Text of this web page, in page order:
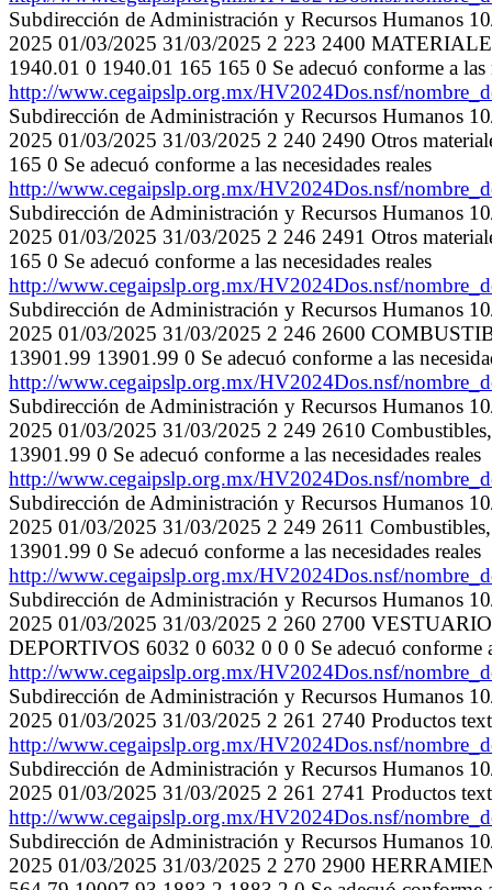
Subdirección de Administración y Recursos Humanos
2025 01/03/2025 31/03/2025 2 223 2400
1940.01 0 1940.01 165 165 0 Se adecuó conforme a las
http://www.cegaipslp.org.mx/HV2024Dos.nsf/
Subdirección de Administración y Recursos Humanos
2025 01/03/2025 31/03/2025 2 240 2490 Otros
165 0 Se adecuó conforme a las necesidades reales
http://www.cegaipslp.org.mx/HV2024Dos.nsf/
Subdirección de Administración y Recursos Humanos
2025 01/03/2025 31/03/2025 2 246 2491 Otros
165 0 Se adecuó conforme a las necesidades reales
http://www.cegaipslp.org.mx/HV2024Dos.nsf/
Subdirección de Administración y Recursos Humanos
2025 01/03/2025 31/03/2025 2 246 2600
13901.99 13901.99 0 Se adecuó conforme a las
http://www.cegaipslp.org.mx/HV2024Dos.nsf/
Subdirección de Administración y Recursos Humanos
2025 01/03/2025 31/03/2025 2 249 2610
13901.99 0 Se adecuó conforme a las necesidades reales
http://www.cegaipslp.org.mx/HV2024Dos.nsf/
Subdirección de Administración y Recursos Humanos
2025 01/03/2025 31/03/2025 2 249 2611
13901.99 0 Se adecuó conforme a las necesidades reales
http://www.cegaipslp.org.mx/HV2024Dos.nsf/
Subdirección de Administración y Recursos Humanos
2025 01/03/2025 31/03/2025 2 260 2700
DEPORTIVOS 6032 0 6032 0 0 0 Se adecuó conforme a
http://www.cegaipslp.org.mx/HV2024Dos.nsf/
Subdirección de Administración y Recursos Humanos
2025 01/03/2025 31/03/2025 2 261 2740 Productos
http://www.cegaipslp.org.mx/HV2024Dos.nsf/
Subdirección de Administración y Recursos Humanos
2025 01/03/2025 31/03/2025 2 261 2741 Productos
http://www.cegaipslp.org.mx/HV2024Dos.nsf/
Subdirección de Administración y Recursos Humanos
2025 01/03/2025 31/03/2025 2 270 2900